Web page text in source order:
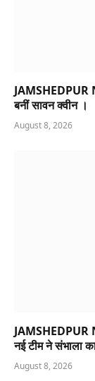
JAMSHEDPUR
बनीं सावन क्वीन ।
August 8, 2026
JAMSHEDPUR
नई टीम ने संभाला
August 8, 2026